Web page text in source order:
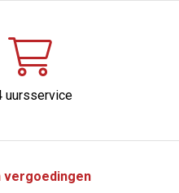
uursservice
vergoedingen